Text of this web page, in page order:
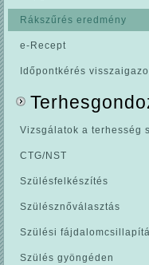
Rákszűrés eredmény
e-Recept
Időpontkérés
Vizsgálatok a terhesség
CTG/NST
Szülésfelkészítés
Szülésznőválasztás
Szülési
Szülés gyöngéden